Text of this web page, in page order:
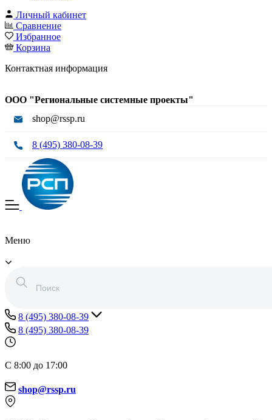
Личный кабинет
Сравнение
Избранное
Корзина
Контактная информация
ООО "Региональные системные проекты"
shop@rssp.ru
8 (495) 380-08-39
Меню
8 (495) 380-08-39
8 (495) 380-08-39
С 8:00 до 17:00
shop@rssp.ru